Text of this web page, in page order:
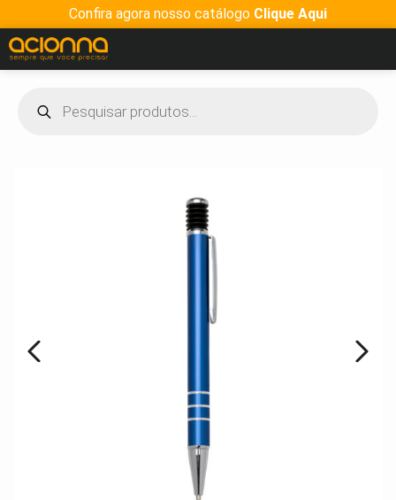
Confira agora nosso catálogo Clique Aqui